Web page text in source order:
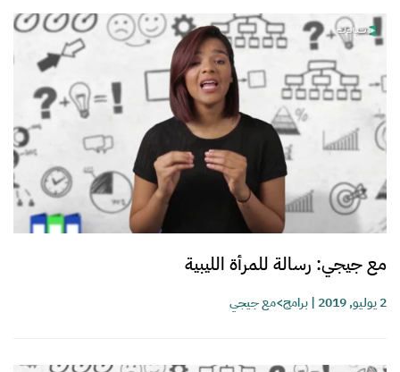
مع جيجي: رسالة للمرأة الليبية
2 يوليو, 2019 |برامج>مع جيجي